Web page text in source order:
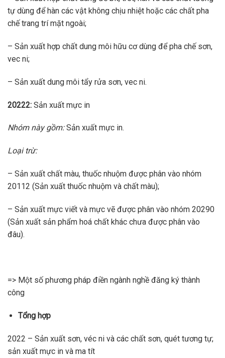
tự dùng để hàn các vật không chịu nhiệt hoặc các chất pha
chế trang trí mặt ngoài;
– Sản xuất hợp chất dung môi hữu cơ dùng để pha chế sơn,
vec ni;
– Sản xuất dung môi tẩy rửa sơn, vec ni.
20222: Sản xuất mực in
Nhóm này gồm:Sản xuất mực in.
Loại trừ:
– Sản xuất chất màu, thuốc nhuộm được phân vào nhóm
20112 (Sản xuất thuốc nhuộm và chất màu);
– Sản xuất mực viết và mực vẽ được phân vào nhóm 20290
(Sản xuất sản phẩm hoá chất khác chưa được phân vào
đâu).
=> Một số phương pháp điền ngành nghề đăng ký thành
công
Tổng hợp
2022 – Sản xuất sơn, véc ni và các chất sơn, quét tương tự;
sản xuất mực in và ma tít